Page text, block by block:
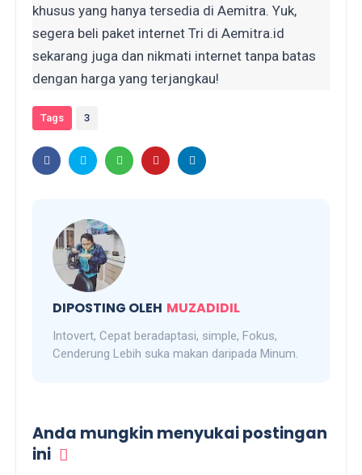
khusus yang hanya tersedia di Aemitra. Yuk,
segera beli paket internet Tri di Aemitra.id
sekarang juga dan nikmati internet tanpa batas
dengan harga yang terjangkau!
Tags 3
DIPOSTING OLEH MUZADIDIL
Intovert, Cepat beradaptasi, simple, Fokus,
Cenderung Lebih suka makan daripada Minum.
Anda mungkin menyukai postingan
ini